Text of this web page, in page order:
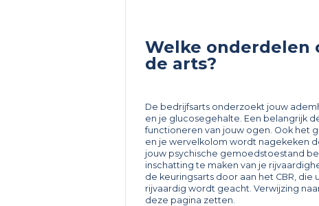
Welke onderdelen
de arts?
De bedrijfsarts onderzoekt jouw
en je glucosegehalte. Een belangrijk
functioneren van jouw ogen. Ook het
en je wervelkolom wordt nagekeken
jouw psychische gemoedstoestand
inschatting te maken van je
de keuringsarts door aan het CBR, die
rijvaardig wordt geacht. Verwijzing
deze pagina zetten.